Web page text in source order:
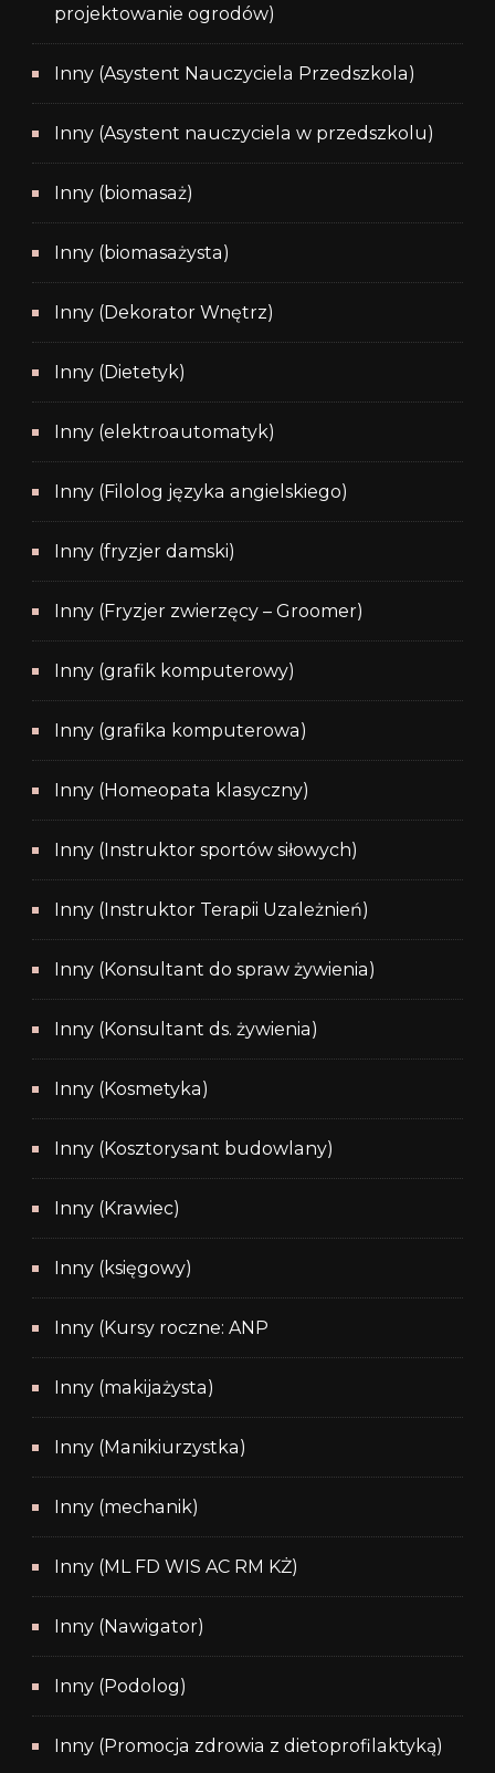
projektowanie ogrodów)
Inny (Asystent Nauczyciela Przedszkola)
Inny (Asystent nauczyciela w przedszkolu)
Inny (biomasaż)
Inny (biomasażysta)
Inny (Dekorator Wnętrz)
Inny (Dietetyk)
Inny (elektroautomatyk)
Inny (Filolog języka angielskiego)
Inny (fryzjer damski)
Inny (Fryzjer zwierzęcy – Groomer)
Inny (grafik komputerowy)
Inny (grafika komputerowa)
Inny (Homeopata klasyczny)
Inny (Instruktor sportów siłowych)
Inny (Instruktor Terapii Uzależnień)
Inny (Konsultant do spraw żywienia)
Inny (Konsultant ds. żywienia)
Inny (Kosmetyka)
Inny (Kosztorysant budowlany)
Inny (Krawiec)
Inny (księgowy)
Inny (Kursy roczne: ANP
Inny (makijażysta)
Inny (Manikiurzystka)
Inny (mechanik)
Inny (ML FD WIS AC RM KŻ)
Inny (Nawigator)
Inny (Podolog)
Inny (Promocja zdrowia z dietoprofilaktyką)